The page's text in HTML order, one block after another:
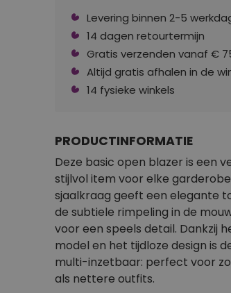
Levering binnen 2-5
14 dagen retourtermijn
Gratis verzenden vanaf €
Altijd gratis afhalen in de
14 fysieke winkels
PRODUCTINFORMATIE
Deze basic open blazer is een
stijlvol item voor elke
sjaalkraag geeft een elegante
de subtiele rimpeling in de
voor een speels detail. Dankzij
model en het tijdloze design is
multi-inzetbaar: perfect voor
als nettere outfits.